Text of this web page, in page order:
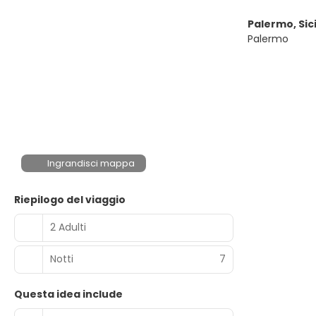
Ingrandisci mappa
Riepilogo del viaggio
2 Adulti
Notti 7
Questa idea include
Palermo,
Palermo